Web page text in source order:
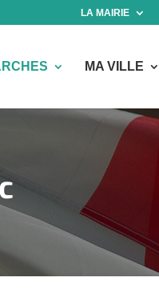
LA MAIRIE
MA VILLE